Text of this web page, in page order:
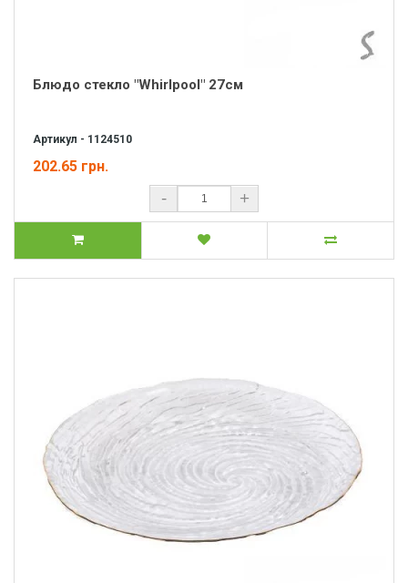
Блюдо стекло "Whirlpool" 27см
Артикул - 1124510
202.65 грн.
- +